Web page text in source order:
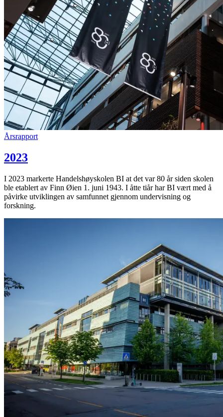
Årsrapport
2023
I 2023 markerte Handelshøyskolen BI at det var 80 år siden skolen
ble etablert av Finn Øien 1. juni 1943. I åtte tiår har BI vært med å
påvirke utviklingen av samfunnet gjennom undervisning og
forskning.